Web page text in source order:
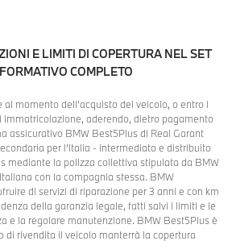
E LIMITI DI COPERTURA NEL SET
COMPLETO
al momento dell’acquisto del veicolo, o entro i
aderendo, dietro pagamento
assicurativo BMW Best5Plus di Real Garant
per l’Italia - intermediato e distribuito
mediante la polizza collettiva stipulata da BMW
con la compagnia stessa. BMW
di servizi di riparazione per 3 anni e con km
della garanzia legale, fatti salvi i limiti e le
e la regolare manutenzione. BMW Best5Plus è
di rivendita il veicolo manterrà la copertura